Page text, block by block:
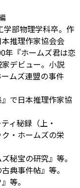
学部物理学科卒。作
推理作家協会会
年『ホームズ君は恋
デビュー。小説
ムズ連盟の事件
』で日本推理作家協
ィ秘録（上・
・ホームズの栄
秘宝の研究』等。
典事件帖』等。
等。